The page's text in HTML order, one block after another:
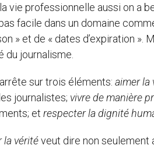
vie professionnelle aussi on a
pas facile dans un domaine
» et de « dates d’expiration ».
du journalisme.
sur trois éléments: aimer la
journalistes; vivre de manière
et respecter la dignité
la véritéveut dire non seulement